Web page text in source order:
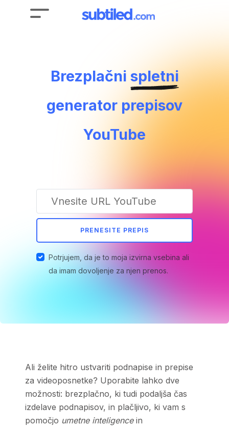
Brezplačni spletni
generator prepisov
YouTube
PRENESITE PREPIS
Potrjujem, da je to moja izvirna vsebina ali
da imam dovoljenje za njen prenos.
Ali želite hitro ustvariti podnapise in prepise
za videoposnetke? Uporabite lahko dve
možnosti: brezplačno, ki tudi podaljša čas
izdelave podnapisov, in plačljivo, ki vam s
pomočjo umetne inteligencein